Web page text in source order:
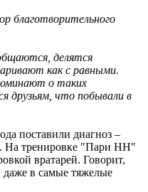
благотворительного
делятся
как с равными.
о таких
друзьям, что побывали в
поставили диагноз –
На тренировке "Пари НН"
вратарей. Говорит,
в самые тяжелые